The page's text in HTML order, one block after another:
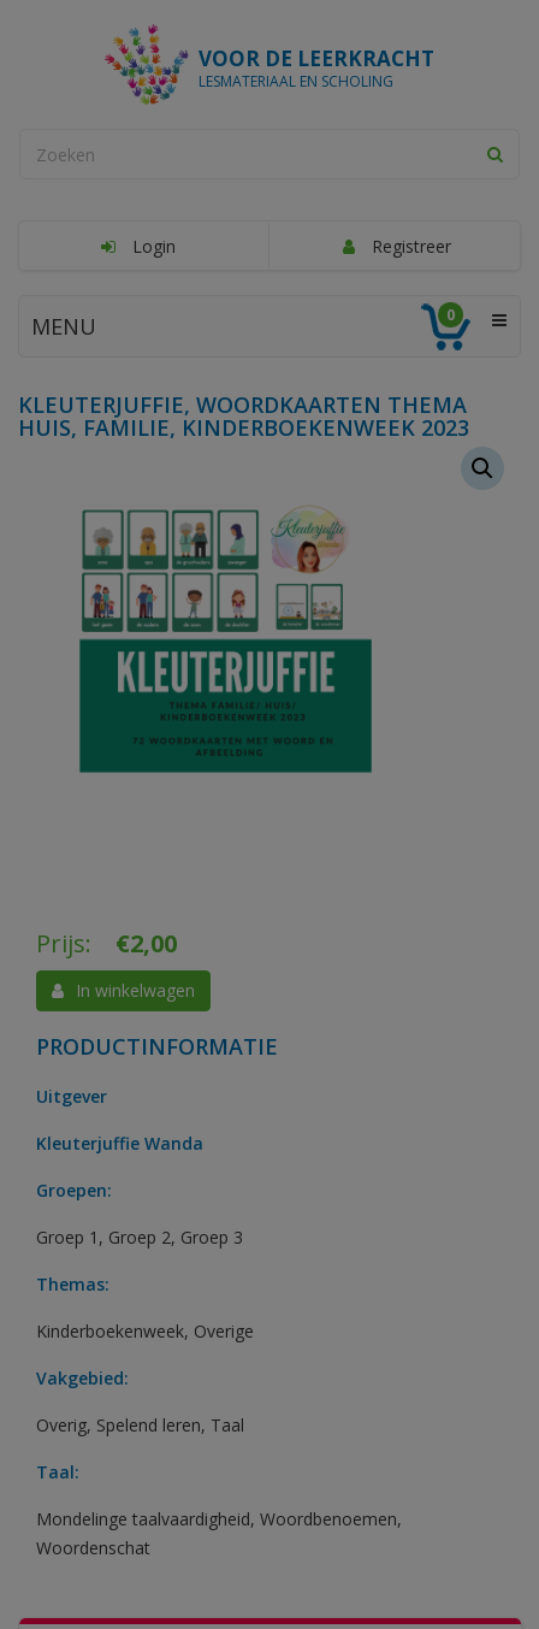
VOOR DE LEERKRACHT
LESMATERIAAL EN SCHOLING
Login Registreer
MENU 0
KLEUTERJUFFIE, WOORDKAARTEN THEMA
HUIS, FAMILIE, KINDERBOEKENWEEK 2023
Prijs: €2,00
In winkelwagen
PRODUCTINFORMATIE
Uitgever
Kleuterjuffie Wanda
Groepen:
Groep 1 , Groep 2, Groep 3
Themas:
Kinderboekenweek, Overige
Vakgebied:
Overig, Spelend leren, Taal
Taal:
Mondelinge taalvaardigheid, Woordbenoemen,
Woordenschat